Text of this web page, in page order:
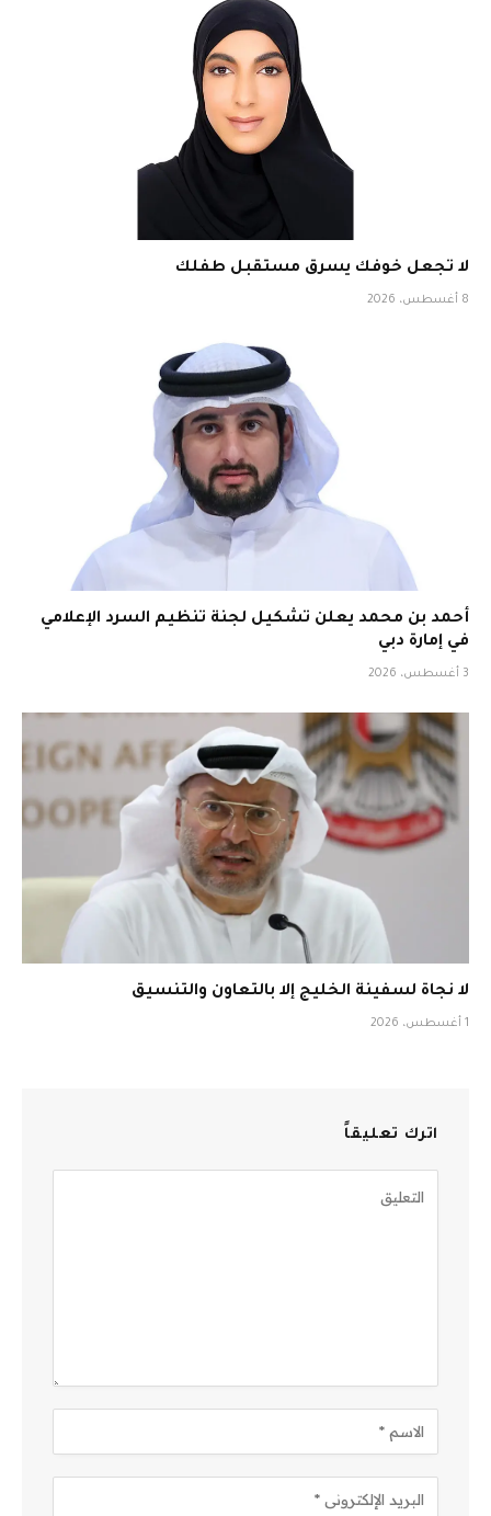
لا تجعل خوفك يسرق مستقبل طفلك
8 أغسطس، 2026
أحمد بن محمد يعلن تشكيل لجنة تنظيم السرد الإعلامي
في إمارة دبي
3 أغسطس، 2026
لا نجاة لسفينة الخليج إلا بالتعاون والتنسيق
1 أغسطس، 2026
اترك تعليقاً